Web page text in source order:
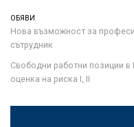
ОБЯВИ
Нова възможност за
сътрудник
Свободни работни позиции в
оценка на риска I, II